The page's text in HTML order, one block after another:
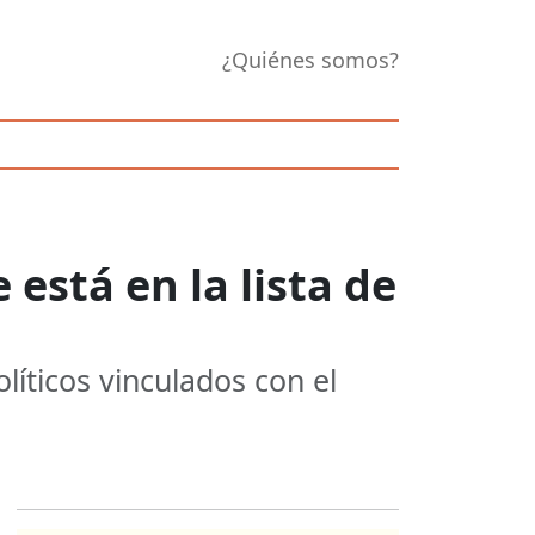
¿Quiénes somos?
está en la lista de
vinculados con el